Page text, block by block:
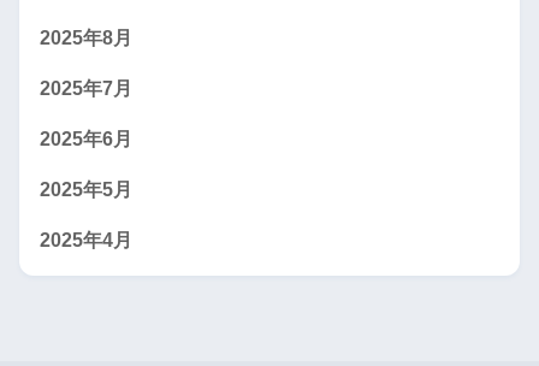
2025年8月
2025年7月
2025年6月
2025年5月
2025年4月